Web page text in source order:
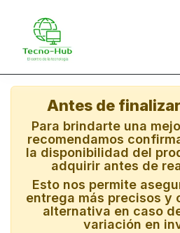
Antes de
Para brindarte una
recomendamos
la disponibilidad del
adquirir antes de
Esto nos permite
entrega más precisos y
alternativa en caso
variación en